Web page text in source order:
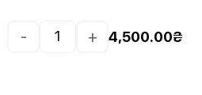
- + 4,500.00₴